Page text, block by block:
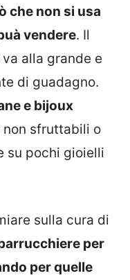
che non si usa
vendere. Il
alla grande e
di guadagno.
e bijoux
non sfruttabili o
su pochi gioielli
sulla cura di
per
per quelle